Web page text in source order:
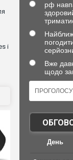
і
рф
Вже
щодо
День